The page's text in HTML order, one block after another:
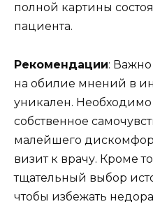
полной картины
пациента.
Рекомендации: Важно
на обилие мнений в
уникален.
собственное
малейшего
визит к врачу. Кроме
тщательный выбор
чтобы избежать